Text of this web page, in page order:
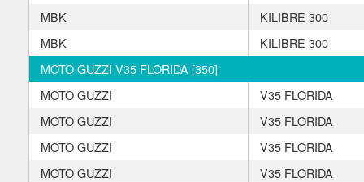
MBK
KILIBRE 300
MBK
KILIBRE 300
MOTO GUZZI V35 FLORIDA [350]
MOTO GUZZI
V35 FLORIDA
MOTO GUZZI
V35 FLORIDA
MOTO GUZZI
V35 FLORIDA
MOTO GUZZI
V35 FLORIDA